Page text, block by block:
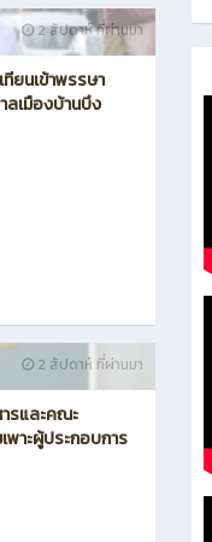
2 สัปดาห์ ที่ผ่านมา
ยนเข้าพรรษา
เมืองบ้านบึง
2 สัปดาห์ ที่ผ่านมา
รและคณะ
พาะผู้ประกอบการ